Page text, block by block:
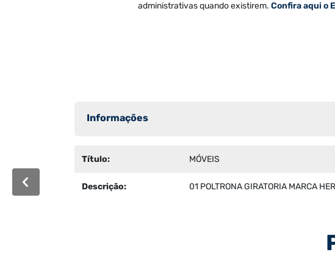
administrativas quando existirem. Confira aqui o
Informações
Título: MÓVEIS
Descrição: 01 POLTRONA GIRATORIA MARCA